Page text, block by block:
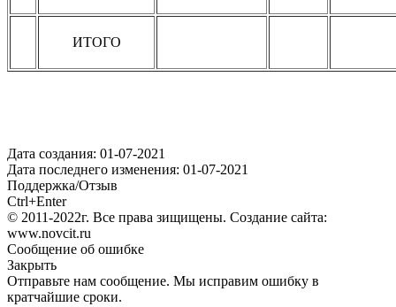
ИТОГО
Дата создания: 01-07-2021
Дата последнего изменения: 01-07-2021
Поддержка/Отзыв
Ctrl+Enter
© 2011-2022г. Все права зищищены. Создание сайта:
www.novcit.ru
Сообщение об ошибке
Закрыть
Отправьте нам сообщение. Мы исправим ошибку в
кратчайшие сроки.